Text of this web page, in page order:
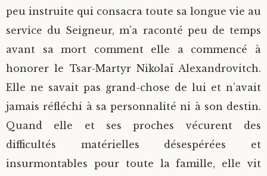
peu instruite qui consacra toute sa longue vie au
service du Seigneur, m’a raconté peu de temps
avant sa mort comment elle a commencé à
honorer le Tsar-Martyr Nikolaï Alexandrovitch.
Elle ne savait pas grand-chose de lui et n’avait
jamais réfléchi à sa personnalité ni à son destin.
Quand elle et ses proches vécurent des
difficultés matérielles désespérées et
insurmontables pour toute la famille, elle vit